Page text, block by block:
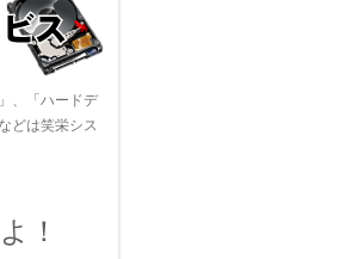
、「ハードデ
どは笑栄シス
！